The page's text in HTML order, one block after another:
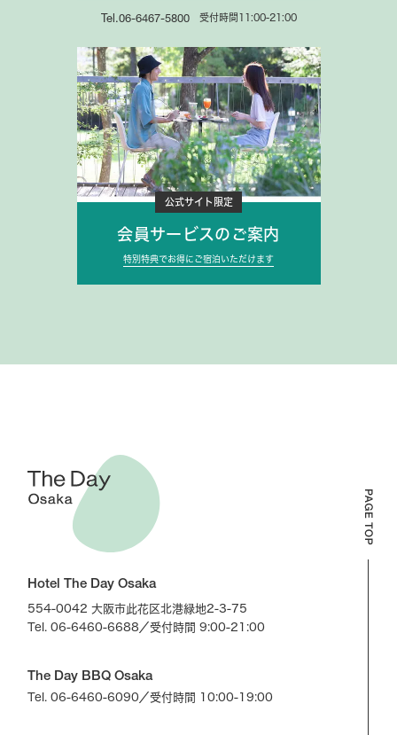
Tel.06-6467-5800 受付時間11:00-21:00
公式サイト限定
会員サービスのご案内
特別特典でお得にご宿泊いただけます
Hotel The Day Osaka
554-0042 大阪市此花区北港緑地2-3-75
Tel. 06-6460-6688／受付時間 9:00-21:00
The Day BBQ Osaka
Tel. 06-6460-6090／受付時間 10:00-19:00